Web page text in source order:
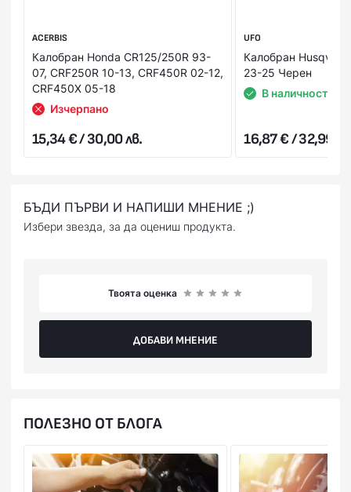
значение на каква стойност и от колко артикула се
състои тя. Това Ви дава възможност да пробвате и
добиете по-ясна представа за продукта в момента на
получаването му. В случай, че не Ви стане или не го
харесате, можете да го откажете веднага на куриера.
Стойността на поръчката се заплаща на куриера в брой
ACERBIS
Калобран Honda CR125/250R 93-
07, CRF250R 10-13, CRF450R 02-12,
CRF450X 05-18
Изчерпано
15,34 € / 30,00 лв.
UFO
Калобран
23-25 Черен
В наличност
16,87 € / 32,99
БЪДИ ПЪРВИ И НАПИШИ МНЕНИЕ ;)
Избери звезда, за да оцениш продукта.
Твоята оценка
ДОБАВИ МНЕНИЕ
ПОЛЕЗНО ОТ БЛОГА